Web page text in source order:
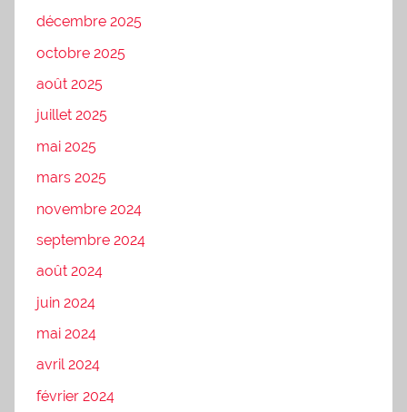
décembre 2025
octobre 2025
août 2025
juillet 2025
mai 2025
mars 2025
novembre 2024
septembre 2024
août 2024
juin 2024
mai 2024
avril 2024
février 2024